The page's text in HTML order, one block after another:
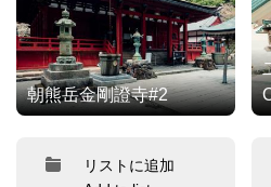
朝熊岳金剛證寺#2
リストに追加